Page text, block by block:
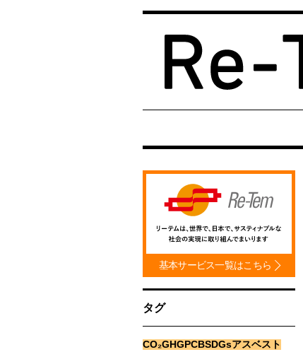
Skip
基本サービス一覧はこちら
タグ
CO₂GHG PCBSDGsアスベスト